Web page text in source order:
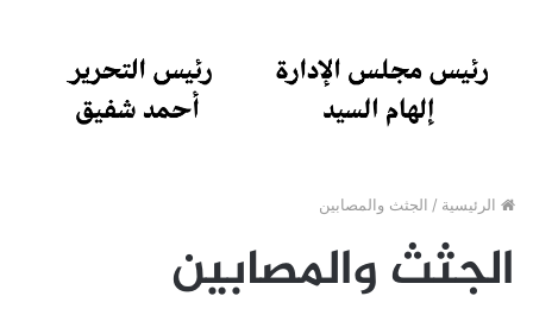
الرئيسية / الجثث والمصابين
الجثث والمصابين